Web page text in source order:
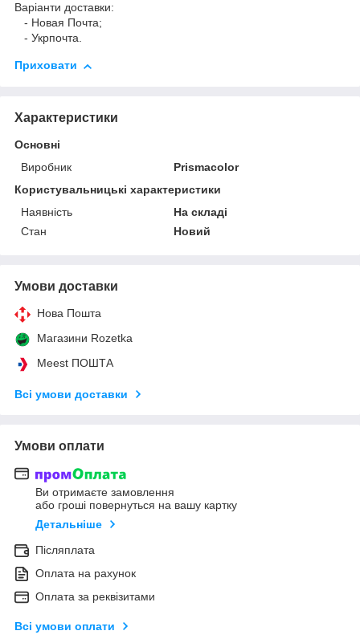
Варіанти доставки:
- Новая Почта;
- Укрпочта.
Приховати
Характеристики
Основні
Виробник
Prismacolor
Користувальницькі характеристики
Наявність
На складі
Стан
Новий
Умови доставки
Нова Пошта
Магазини Rozetka
Meest ПОШТА
Всі умови доставки
Умови оплати
Ви отримаєте замовлення
або гроші повернуться на вашу картку
Детальніше
Післяплата
Оплата на рахунок
Оплата за реквізитами
Всі умови оплати